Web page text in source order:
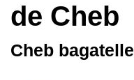
de Cheb
Cheb